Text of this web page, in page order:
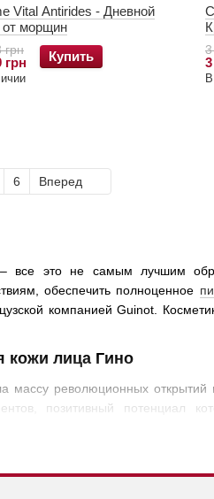
– все это не самым лучшим
обеспечить полноценное
компанией Guinot.
кожи лица Гино
массу революционных открытий
позитивный потенциал
за счет ионизации;
Antirides - Дневной
от морщин
грн
грн Купить
6 Вперед